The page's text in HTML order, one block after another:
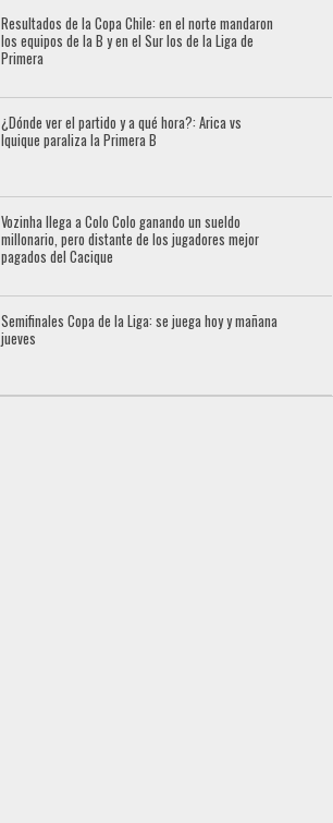
Resultados de la Copa Chile: en el norte mandaron
los equipos de la B y en el Sur los de la Liga de
Primera
¿Dónde ver el partido y a qué hora?: Arica vs
Iquique paraliza la Primera B
Vozinha llega a Colo Colo ganando un sueldo
millonario, pero distante de los jugadores mejor
pagados del Cacique
Semifinales Copa de la Liga: se juega hoy y mañana
jueves